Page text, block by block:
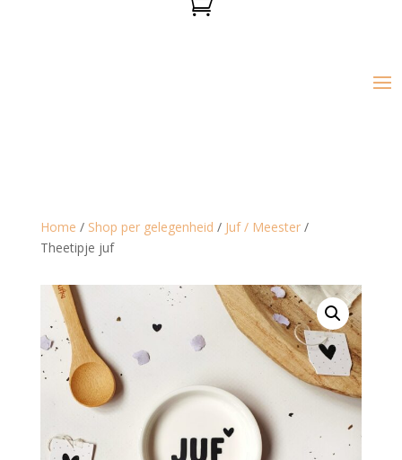

Home / Shop per gelegenheid / Juf / Meester/
Theetipje juf